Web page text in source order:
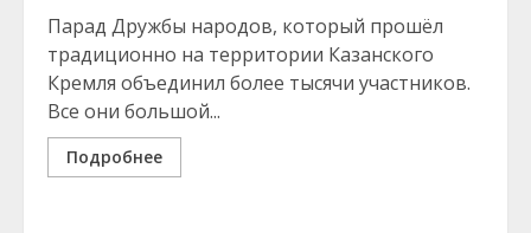
Парад Дружбы народов, который прошёл
традиционно на территории Казанского
Кремля объединил более тысячи участников.
Все они большой...
Подробнее